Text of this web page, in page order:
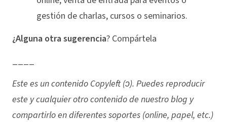
gestión de charlas, cursos o seminarios.
¿Alguna otra sugerencia? Compártela
____
Este es un contenido Copyleft (ↄ). Puedes reproducir
este y cualquier otro contenido de nuestro blog y
compartirlo en diferentes soportes (online, papel, etc.)